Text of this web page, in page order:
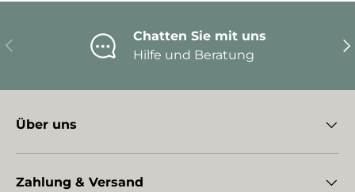
Vorherige
Chatten Sie mit uns
Hilfe und Beratung
Über uns
Zahlung & Versand